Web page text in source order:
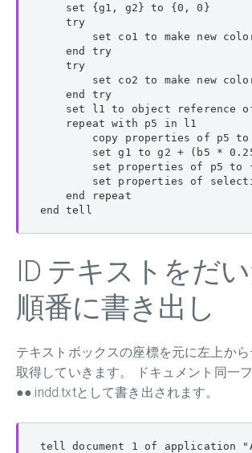
    set {g1, g2} to {0, 0}
    try
set co1 to make new
    end try
    try
set co2 to make new
    end try
set l1 to object reference
    repeat with p5 in l1
copy properties of p5
set g1 to g2 + (b5 *
set properties of p5 to
set properties of
    end repeat
end tell
ID テキストをだ
順番に書き出し
テキストボックスの座標を元に左上か
取得していきます。 ドキュメント同一
●●.indd.txtとして書き出されます。
tell document 1 of application